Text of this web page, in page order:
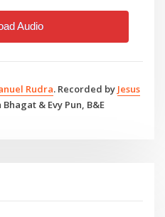
Audio
Rudra. Recorded by Jesus
& Evy Pun, B&E